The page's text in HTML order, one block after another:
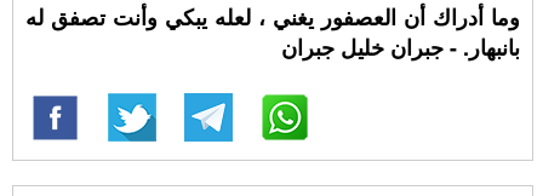
وما أدراك أن العصفور يغني ، لعله يبكي وأنت تصفق له
بانبهار. - جبران خليل جبران